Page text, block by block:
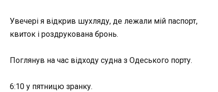
Увечері я відкрив шухляду, де лежали мій паспорт,
квиток і роздрукована бронь.
Поглянув на час відходу судна з Одеського порту.
6:10 у пятницю зранку.